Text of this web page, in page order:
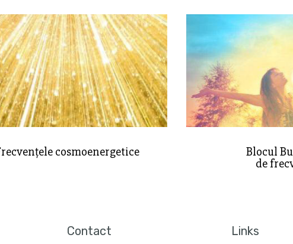
cosmoenergetice
Blocul
de
Contact Links